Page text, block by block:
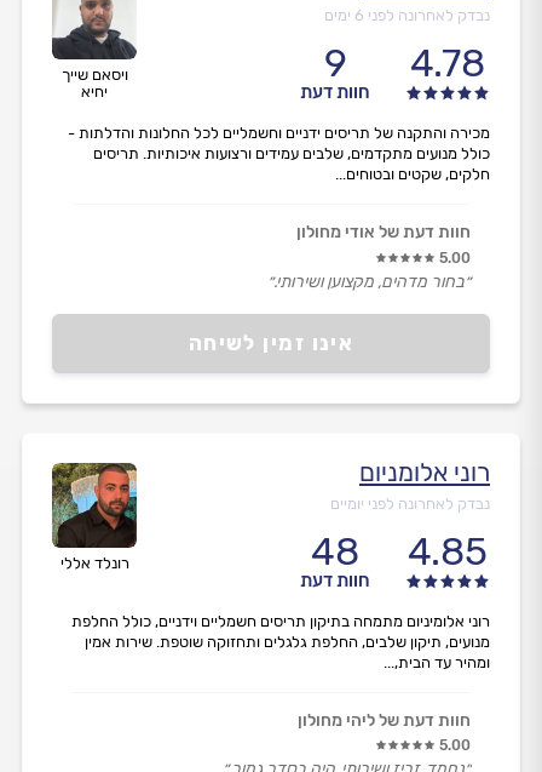
ויסאם שייך
יחיא
נבדק לאחרונה לפני 6 ימים
4.78
9
חוות דעת
אינו זמין לשיחה
מכירה והתקנה של תריסים ידניים וחשמליים לכל החלונות והדלתות -
כולל מנועים מתקדמים, שלבים עמידים ורצועות איכותיות. תריסים
חלקים, שקטים ובטוחים...
חוות דעת של אודי מחולון
5.00
״בחור מדהים, מקצוען ושירותי.״
רונלד אללי
רוני אלומניום
נבדק לאחרונה לפני יומיים
4.85
48
חוות דעת
רוני אלומיניום מתמחה בתיקון תריסים חשמליים וידניים, כולל החלפת
מנועים, תיקון שלבים, החלפת גלגלים ותחזוקה שוטפת. שירות אמין
ומהיר עד הבית,...
חוות דעת של ליהי מחולון
5.00